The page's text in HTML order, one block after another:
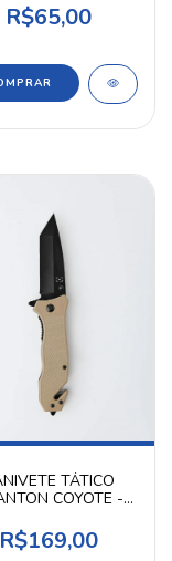
R$65,00
TÁTICO
COYOTE -
R$169,00